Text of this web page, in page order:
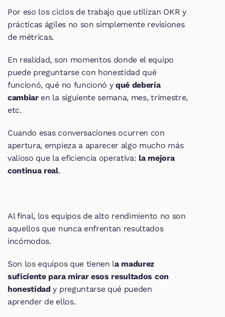
Por eso los ciclos de trabajo que utilizan OKR y
prácticas ágiles no son simplemente revisiones
de métricas.
En realidad, son momentos donde el equipo
puede preguntarse con honestidad qué
funcionó, qué no funcionó y qué debería
cambiar en la siguiente semana, mes, trimestre,
etc.
Cuando esas conversaciones ocurren con
apertura, empieza a aparecer algo mucho más
valioso que la eficiencia operativa: la mejora
continua real.
Al final, los equipos de alto rendimiento no son
aquellos que nunca enfrentan resultados
incómodos.
Son los equipos que tienen la madurez
suficiente para mirar esos resultados con
honestidad y preguntarse qué pueden
aprender de ellos.